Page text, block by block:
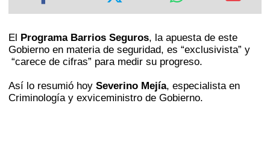
El Programa Barrios Seguros, la apuesta de este
Gobierno en materia de seguridad, es “exclusivista” y
“carece de cifras” para medir su progreso.
Así lo resumió hoySeverino Mejía, especialista en
Criminología y exviceministro de Gobierno.